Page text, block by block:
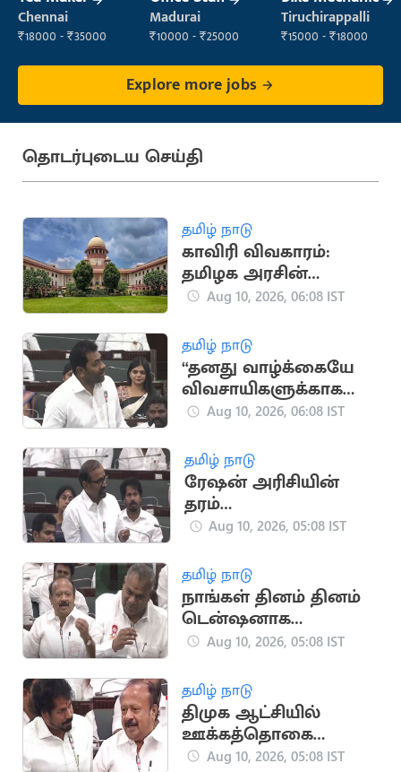
Chennai
₹18000 - ₹35000
Madurai
₹10000 - ₹25000
Tiruchirappalli
₹15000 - ₹18000
Explore more jobs
தொடர்புடைய செய்தி
தமிழ் நாடு
காவிரி விவகாரம்:
தமிழக அரசின்
வழக்கை ஆக.13-ல்
உச்சநீதிமன்றம்
Aug 10, 2026, 06:08 IST
தமிழ் நாடு
“தனது வாழ்க்கையே
விவசாயிகளுக்காக
என்றார் முதல்வர்
அர்ஜூனா
Aug 10, 2026, 06:08 IST
தமிழ் நாடு
ரேஷன் அரிசியின்
தரம்
உயர்த்தப்பட்டுள்ளது:
வெங்கடரமணன்
Aug 10, 2026, 05:08 IST
தமிழ் நாடு
நாங்கள் தினம் தினம்
டென்ஷனாக
இருக்கிறோம்:
Aug 10, 2026, 05:08 IST
தமிழ் நாடு
திமுக ஆட்சியில்
ஊக்கத்தொகை
உயர்த்தப்படவில்லை:
Aug 10, 2026, 05:08 IST